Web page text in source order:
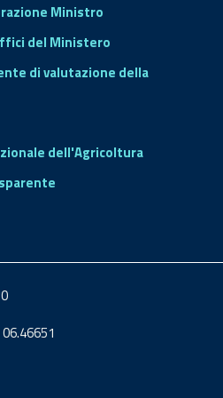
Ministro
del Ministero
di valutazione della
dell'Agricoltura